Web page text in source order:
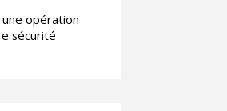
opération
sécurité